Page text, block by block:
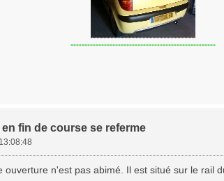
----------------------------------------------------
fin de course se referme
n'est pas abimé. Il est situé sur le rail